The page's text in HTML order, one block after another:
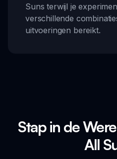
Suns terwijl je
verschillende
uitvoeringen bereikt.
Stap in de
All